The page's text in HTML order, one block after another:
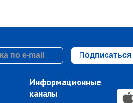
Подписаться
Информационные
каналы